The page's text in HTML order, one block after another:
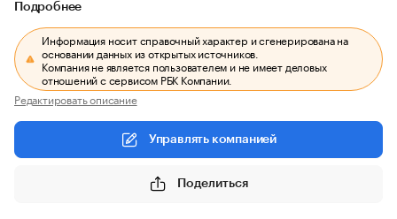
Подробнее
Информация носит справочный характер и сгенерирована на
основании данных из открытых источников.
Компания не является пользователем и не имеет деловых
отношений с сервисом РБК Компании.
Редактировать описание
Управлять компанией
Поделиться